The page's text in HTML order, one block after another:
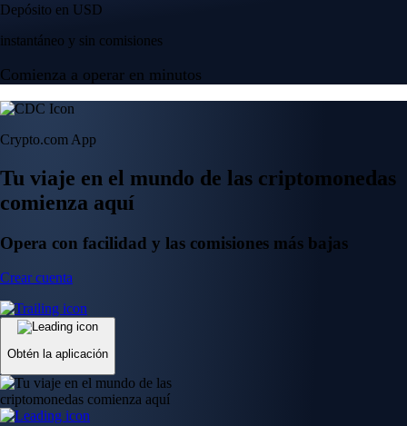
Depósito en USD
instantáneo y sin comisiones
Comienza a operar en minutos
Crypto.com App
Tu viaje en el mundo de las criptomonedas
comienza aquí
Opera con facilidad y las comisiones más bajas
Crear cuenta
Obtén la aplicación